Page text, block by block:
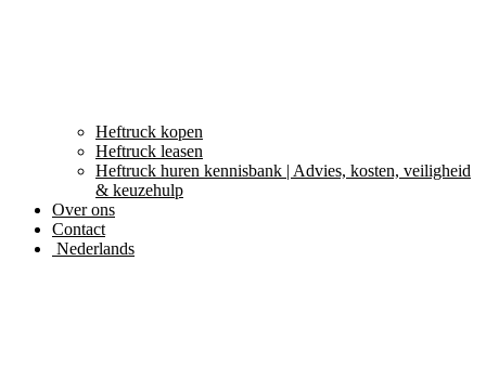
Heftruck kopen
Heftruck leasen
Heftruck huren kennisbank | Advies, kosten, veiligheid
& keuzehulp
Over ons
Contact
Nederlands